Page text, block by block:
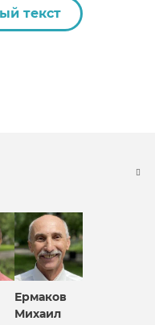
текст
Ермаков
Михаил